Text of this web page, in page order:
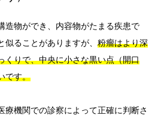
造物ができ、内容物がたまる疾患で
ることがありますが、 粉瘤はより深
くりで、中央に小さな黒い点（開口
です。
療機関での診察によって正確に判断さ